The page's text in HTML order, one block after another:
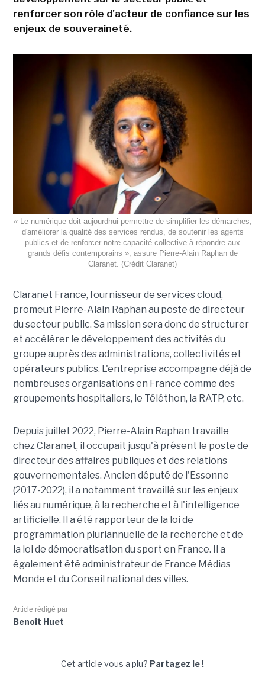
renforcer son rôle d'acteur de confiance sur les
enjeux de souveraineté.
« Le numérique doit aujourdhui permettre de simplifier les démarches,
d'améliorer la qualité des services rendus, de soutenir les agents
publics et de renforcer notre capacité collective à répondre aux
grands défis contemporains », assure Pierre-Alain Raphan de
Claranet. (Crédit Claranet)
Claranet France, fournisseur de services cloud,
promeut Pierre-Alain Raphan au poste de directeur
du secteur public. Sa mission sera donc de structurer
et accélérer le développement des activités du
groupe auprès des administrations, collectivités et
opérateurs publics. L'entreprise accompagne déjà de
nombreuses organisations en France comme des
groupements hospitaliers, le Téléthon, la RATP, etc.
Depuis juillet 2022, Pierre-Alain Raphan travaille
chez Claranet, il occupait jusqu'à présent le poste de
directeur des affaires publiques et des relations
gouvernementales. Ancien député de l'Essonne
(2017-2022), il a notamment travaillé sur les enjeux
liés au numérique, à la recherche et à l'intelligence
artificielle. Il a été rapporteur de la loi de
programmation pluriannuelle de la recherche et de
la loi de démocratisation du sport en France. Il a
également été administrateur de France Médias
Monde et du Conseil national des villes.
Article rédigé par
Benoît Huet
Cet article vous a plu? Partagez le !